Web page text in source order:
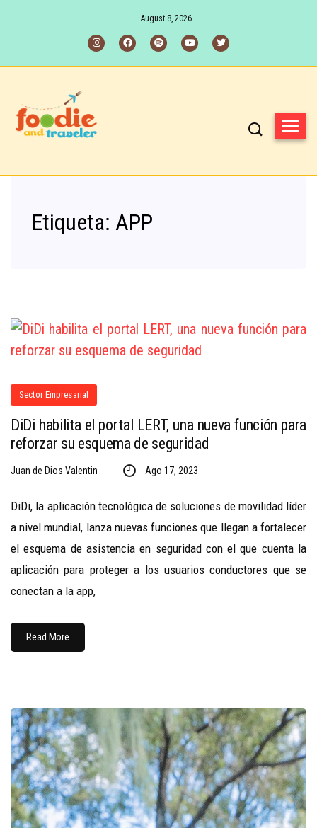
August 8, 2026
Etiqueta: APP
Sector Empresarial
DiDi habilita el portal LERT, una nueva función para
reforzar su esquema de seguridad
Juan de Dios Valentin Ago 17, 2023
DiDi, la aplicación tecnológica de soluciones de movilidad líder
a nivel mundial, lanza nuevas funciones que llegan a fortalecer
el esquema de asistencia en seguridad con el que cuenta la
aplicación para proteger a los usuarios conductores que se
conectan a la app,
Read More